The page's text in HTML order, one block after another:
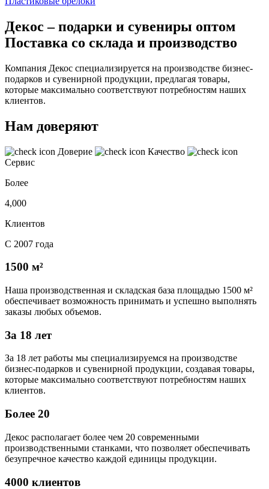
Декос – подарки и сувениры оптом
Поставка со склада и производство
Компания Декос специализируется на производстве бизнес-
подарков и сувенирной продукции, предлагая товары,
которые максимально соответствуют потребностям наших
клиентов.
Нам доверяют
Доверие
Качество
Сервис
Более
4,000
Клиентов
С 2007 года
1500 м²
Наша производственная и складская база площадью 1500 м²
обеспечивает возможность принимать и успешно выполнять
заказы любых объемов.
За 18 лет
За 18 лет работы мы специализируемся на производстве
бизнес-подарков и сувенирной продукции, создавая товары,
которые максимально соответствуют потребностям наших
клиентов.
Более 20
Декос располагает более чем 20 современными
производственными станками, что позволяет обеспечивать
безупречное качество каждой единицы продукции.
4000 клиентов